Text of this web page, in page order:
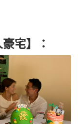
宅】：